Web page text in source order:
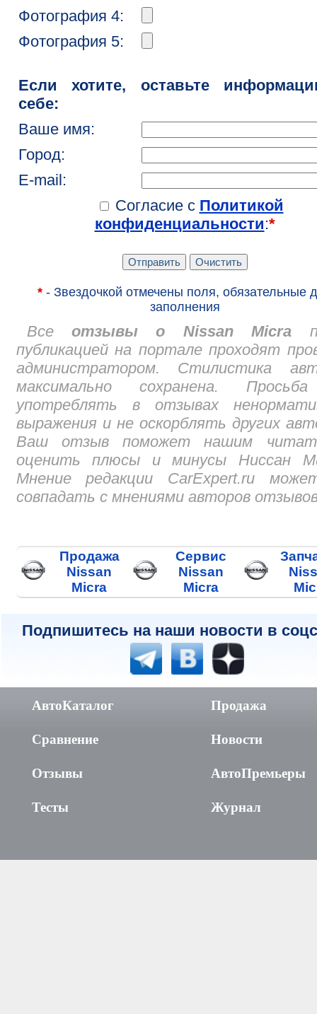
Фотография 4:
Фотография 5:
Если хотите, оставьте
себе:
Ваше имя:
Город:
E-mail:
Согласие с Политикой
конфиденциальности:*
*- Звездочкой отмечены поля, обязательные
заполнения
Все отзывы о Nissan Micra
публикацией на портале проходят
администратором. Стилистика
максимально сохранена.
употреблять в отзывах
выражения и не оскорблять других
Ваш отзыв поможет нашим
оценить плюсы и минусы Ниссан
Мнение редакции CarExpert.ru
совпадать с мнениями авторов
Продажа
Nissan
Micra
Сервис
Nissan
Micra
Подпишитесь на наши новости в
АвтоКаталог
Сравнение
Отзывы
Тесты
Продажа
Новости
АвтоПремьеры
Журнал